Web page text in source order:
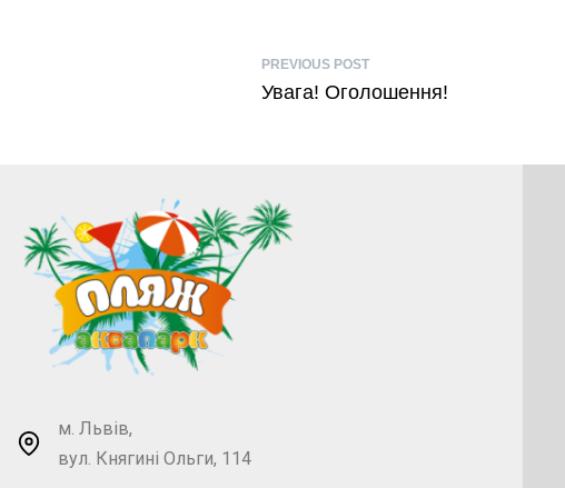
PREVIOUS POST
Увага! Оголошення!
м. Львів,
вул. Княгині Ольги, 114